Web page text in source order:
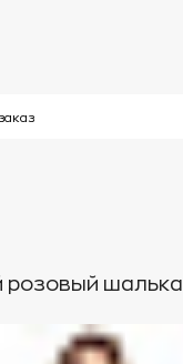
розовый шалька